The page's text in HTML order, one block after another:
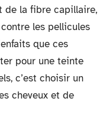
de la fibre capillaire,
les pellicules
que ces
pour une teinte
c’est choisir un
cheveux et de